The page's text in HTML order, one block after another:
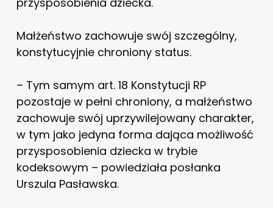
Małżeństwo zachowuje swój szczególny,
konstytucyjnie chroniony status.
– Tym samym art. 18 Konstytucji RP
pozostaje w pełni chroniony, a małżeństwo
zachowuje swój uprzywilejowany charakter,
w tym jako jedyna forma dająca możliwość
przysposobienia dziecka w trybie
kodeksowym – powiedziała posłanka
Urszula Pasławska.